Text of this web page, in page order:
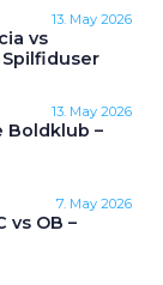
13. May 2026
vs
Spilfiduser
13. May 2026
Boldklub –
7. May 2026
vs OB –